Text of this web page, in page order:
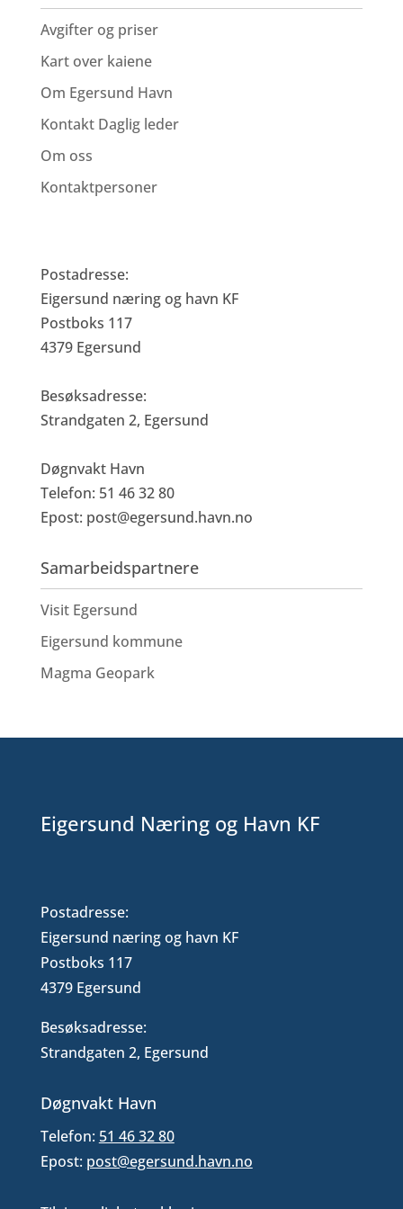
Avgifter og priser
Kart over kaiene
Om Egersund Havn
Kontakt Daglig leder
Om oss
Kontaktpersoner
Postadresse:
Eigersund næring og havn KF
Postboks 117
4379 Egersund
Besøksadresse:
Strandgaten 2, Egersund
Døgnvakt Havn
Telefon: 51 46 32 80
Epost: post@egersund.havn.no
Samarbeidspartnere
Visit Egersund
Eigersund kommune
Magma Geopark
Eigersund Næring og Havn KF
Postadresse:
Eigersund næring og havn KF
Postboks 117
4379 Egersund
Besøksadresse:
Strandgaten 2, Egersund
Døgnvakt Havn
Telefon: 51 46 32 80
Epost: post@egersund.havn.no